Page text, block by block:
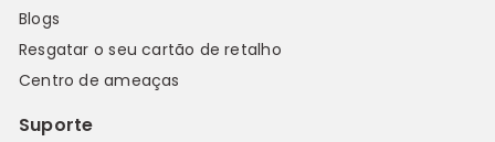
Blogs
Resgatar o seu cartão de retalho
Centro de ameaças
Suporte